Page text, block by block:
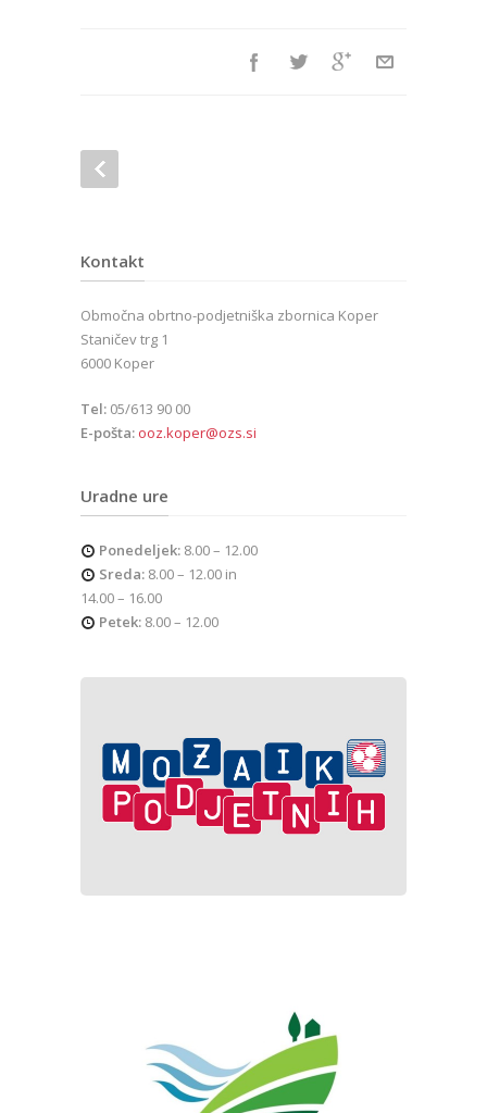
Kontakt
Območna obrtno-podjetniška zbornica Koper
Staničev trg 1
6000 Koper
Tel: 05/613 90 00
E-pošta: ooz.koper@ozs.si
Uradne ure
Ponedeljek: 8.00 – 12.00
Sreda: 8.00 – 12.00 in
14.00 – 16.00
Petek: 8.00 – 12.00